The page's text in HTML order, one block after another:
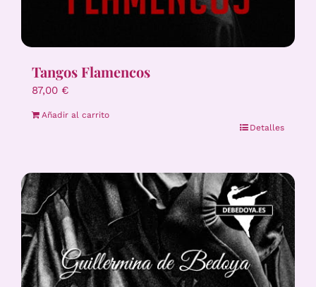
Tangos Flamencos
87,00 €
Añadir al carrito
Detalles